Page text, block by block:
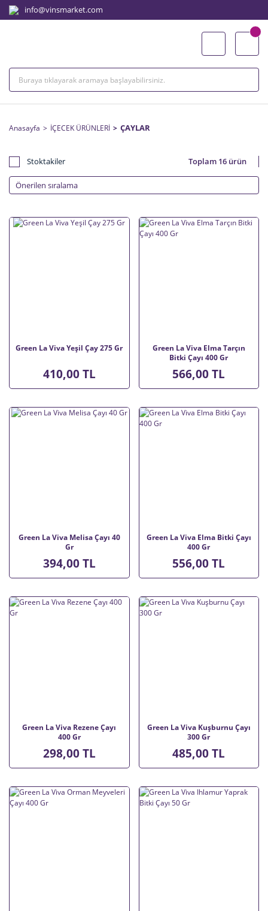
info@vinsmarket.com
Anasayfa İÇECEK ÜRÜNLERİ ÇAYLAR
Stoktakiler Toplam 16 ürün
Green La Viva Yeşil Çay 275 Gr
410,00 TL
Green La Viva Elma Tarçın
Bitki Çayı 400 Gr
566,00 TL
Green La Viva Melisa Çayı 40
Gr
394,00 TL
Green La Viva Elma Bitki Çayı
400 Gr
556,00 TL
Green La Viva Rezene Çayı
400 Gr
298,00 TL
Green La Viva Kuşburnu Çayı
300 Gr
485,00 TL